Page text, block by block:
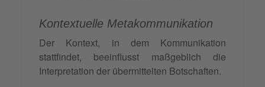
Kontextuelle Metakommunikation
Der Kontext, in dem Kommunikation
stattfindet, beeinflusst maßgeblich die
Interpretation der übermittelten Botschaften.